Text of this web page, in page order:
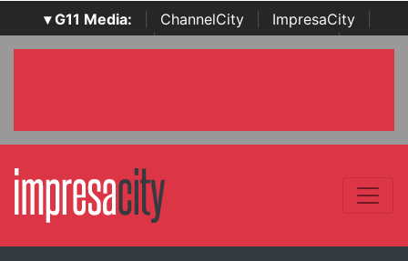
▾ G11 Media: ChannelCity ImpresaCity
SecurityOpenLab | Italian Channel Awards | Italian